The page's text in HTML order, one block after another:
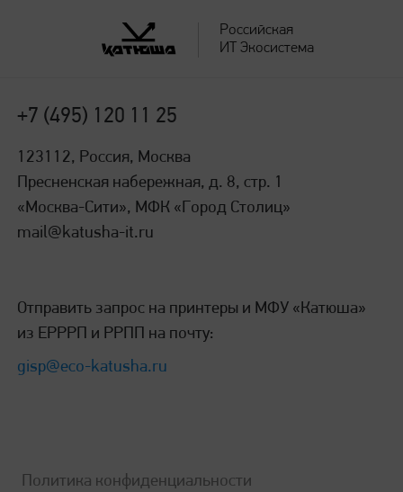
Российская
ИТ Экосистема
+7 (495) 120 11 25
123112, Россия, Москва
Пресненская набережная, д. 8, стр. 1
«Москва-Сити», МФК «Город Столиц»
mail@katusha-it.ru
Отправить запрос на принтеры и МФУ «Катюша»
из ЕРРРП и РРПП на почту:
gisp@eco-katusha.ru
Политика конфиденциальности